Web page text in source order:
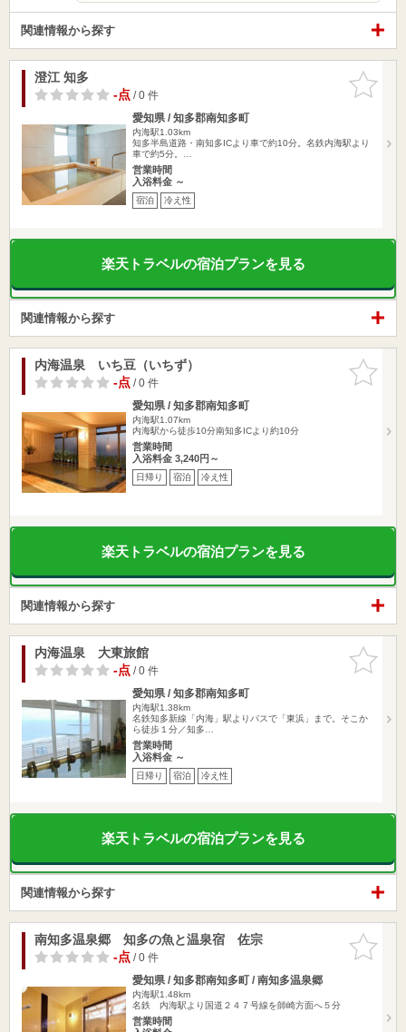
関連情報から探す
お気に入
りに追加
澄江 知多
-点/ 0 件
愛知県 / 知多郡南知多町
内海駅1.03km
知多半島道路・南知多ICより車で約10分。名鉄内海駅より
車で約5分。…
営業時間
入浴料金 ～
宿泊 冷え性
楽天トラベルの宿泊プランを見る
関連情報から探す
お気に入
りに追加
内海温泉 いち豆（いちず）
-点/ 0 件
愛知県 / 知多郡南知多町
内海駅1.07km
内海駅から徒歩10分南知多ICより約10分
営業時間
入浴料金 3,240円～
日帰り 宿泊 冷え性
楽天トラベルの宿泊プランを見る
関連情報から探す
お気に入
りに追加
内海温泉 大東旅館
-点/ 0 件
愛知県 / 知多郡南知多町
内海駅1.38km
名鉄知多新線「内海」駅よりバスで「東浜」まで。そこか
ら徒歩１分／知多…
営業時間
入浴料金 ～
日帰り 宿泊 冷え性
楽天トラベルの宿泊プランを見る
関連情報から探す
お気に入
りに追加
南知多温泉郷 知多の魚と温泉宿 佐宗
-点/ 0 件
愛知県 / 知多郡南知多町 / 南知多温泉郷
内海駅1.48km
名鉄 内海駅より国道２４７号線を師崎方面へ５分
営業時間